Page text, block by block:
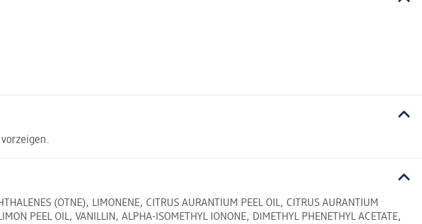
(OTNE), LIMONENE, CITRUS AURANTIUM PEEL OIL, CITRUS AURANTIUM
PEEL OIL, VANILLIN, ALPHA-ISOMETHYL IONONE, DIMETHYL PHENETHYL ACETATE,